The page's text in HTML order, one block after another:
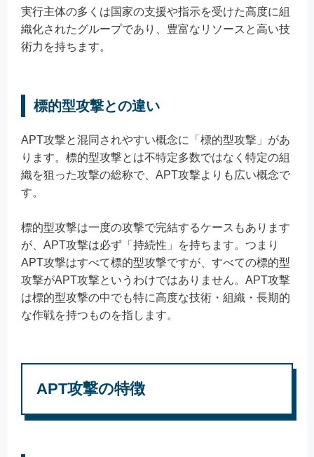
実行主体の多くは国家の支援や指示を受けた高度に組
織化されたグループであり、豊富なリソースと高い技
術力を持ちます。
標的型攻撃との違い
APT攻撃と混同されやすい概念に「標的型攻撃」があ
ります。標的型攻撃とは不特定多数ではなく特定の組
織を狙った攻撃の総称で、APT攻撃よりも広い概念で
す。
標的型攻撃は一度の攻撃で完結するケースもあります
が、APT攻撃は必ず「持続性」を持ちます。つまり
APT攻撃はすべて標的型攻撃ですが、すべての標的型
攻撃がAPT攻撃というわけではありません。APT攻撃
は標的型攻撃の中でも特に高度な技術・組織・長期的
な作戦を持つものを指します。
APT攻撃の特徴